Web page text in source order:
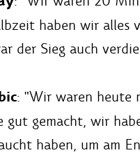
haben wir alles
der Sieg auch
: "Wir waren heute
gut gemacht, wir
haben, um am